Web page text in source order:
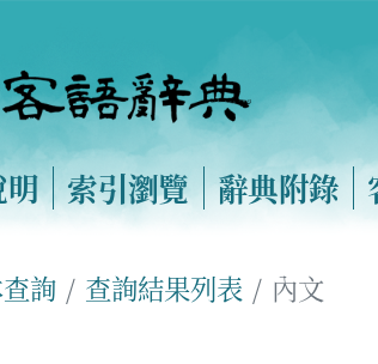
索引瀏覽 辭典附錄
詢 查詢結果列表 內文